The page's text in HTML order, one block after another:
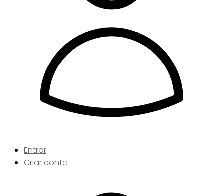
Entrar
Criar conta